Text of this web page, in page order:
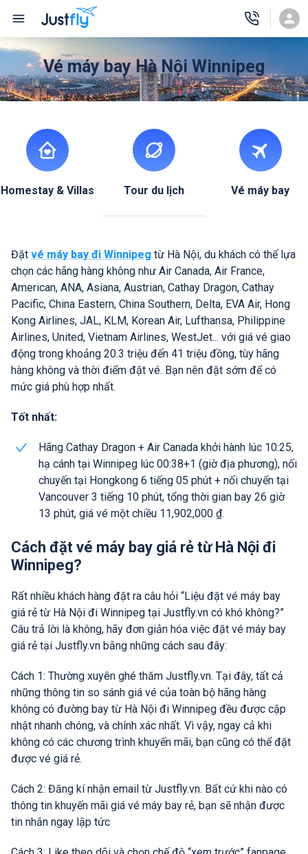
Vé máy bay Hà Nội Winnipeg
Homestay & Villas Tour du lịch Vé máy bay
Đặt vé máy bay đi Winnipeg từ Hà Nội, du khách có thể lựa
chọn các hãng hàng không như Air Canada, Air France,
American, ANA, Asiana, Austrian, Cathay Dragon, Cathay
Pacific, China Eastern, China Southern, Delta, EVA Air, Hong
Kong Airlines, JAL, KLM, Korean Air, Lufthansa, Philippine
Airlines, United, Vietnam Airlines, WestJet... với giá vé giao
động trong khoảng 20.3 triệu đến 41 triệu đồng, tùy hãng
hàng không và thời điểm đặt vé. Bạn nên đặt sớm để có
mức giá phù hợp nhất.
Tốt nhất:
Hãng Cathay Dragon + Air Canada khởi hành lúc 10:25,
hạ cánh tại Winnipeg lúc 00:38+1 (giờ địa phương), nối
chuyến tại Hongkong 6 tiếng 05 phút + nối chuyến tại
Vancouver 3 tiếng 10 phút, tổng thời gian bay 26 giờ
13 phút, giá vé một chiều 11,902,000 ₫.
Cách đặt vé máy bay giá rẻ từ Hà Nội đi
Winnipeg?
Rất nhiều khách hàng đặt ra câu hỏi “Liệu đặt vé máy bay
giá rẻ từ Hà Nội đi Winnipeg tại Justfly.vn có khó không?”
Câu trả lời là không, hãy đơn giản hóa việc đặt vé máy bay
giá rẻ tại Justfly.vn bằng những cách sau đây:
Cách 1: Thường xuyên ghé thăm Justfly.vn. Tại đây, tất cả
những thông tin so sánh giá vé của toàn bộ hãng hàng
không có đường bay từ Hà Nội đi Winnipeg đều được cập
nhật nhanh chóng, và chính xác nhất. Vì vậy, ngay cả khi
không có các chương trình khuyến mãi, bạn cũng có thể đặt
được vé giá rẻ.
Cách 2: Đăng kí nhận email từ Justfly.vn. Bất cứ khi nào có
thông tin khuyến mãi giá vé máy bay rẻ, bạn sẽ nhận được
tin nhắn ngay lập tức